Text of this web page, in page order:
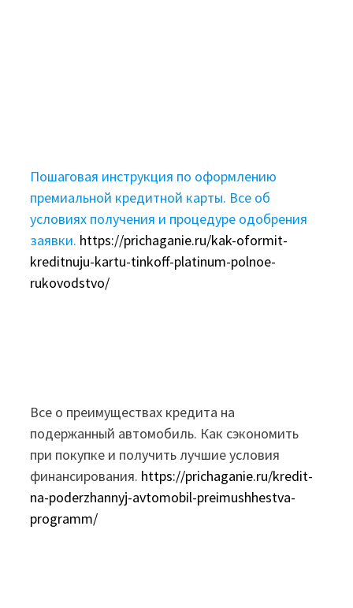
Пошаговая инструкция по оформлению
премиальной кредитной карты. Все об
условиях получения и процедуре одобрения
заявки. https://prichaganie.ru/kak-oformit-
kreditnuju-kartu-tinkoff-platinum-polnoe-
rukovodstvo/
Все о преимуществах кредита на
подержанный автомобиль. Как сэкономить
при покупке и получить лучшие условия
финансирования. https://prichaganie.ru/kredit-
na-poderzhannyj-avtomobil-preimushhestva-
programm/